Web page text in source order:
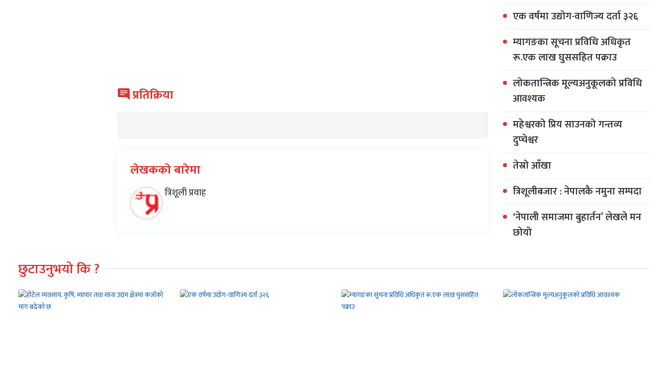
प्रतिक्रिया
लेखकको बारेमा
त्रिशूली प्रवाह
एक वर्षमा उद्योग-वाणिज्य दर्ता ३२६
म्यागङका सूचना प्रविधि अधिकृत
रू.एक लाख घुससहित पक्राउ
लोकतान्त्रिक मूल्यअनुकूलको प्रविधि
आवश्यक
महेश्वरको प्रिय साउनको गन्तव्य
दुप्चेश्वर
तेस्रो आँखा
त्रिशूलीबजार : नेपालकै नमुना सम्पदा
‘नेपाली समाजमा बुहार्तन’ लेखले मन
छोयो
छुटाउनुभयो कि ?